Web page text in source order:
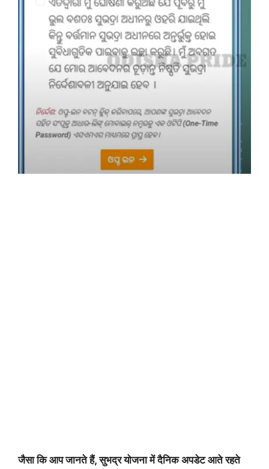
जैसा कि आप जानते हैं, सुभद्र योजना में दैनिक अपडेट आते रहते